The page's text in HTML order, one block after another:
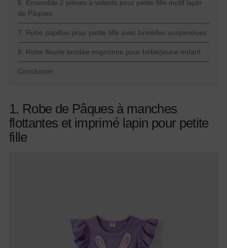
6. Ensemble 2 pièces à volants pour petite fille motif lapin
de Pâques
7. Robe papillon pour petite fille avec bretelles suspendues
8. Robe fleurie brodée mignonne pour bébé/jeune enfant
Conclusion
1. Robe de Pâques à manches
flottantes et imprimé lapin pour petite
fille